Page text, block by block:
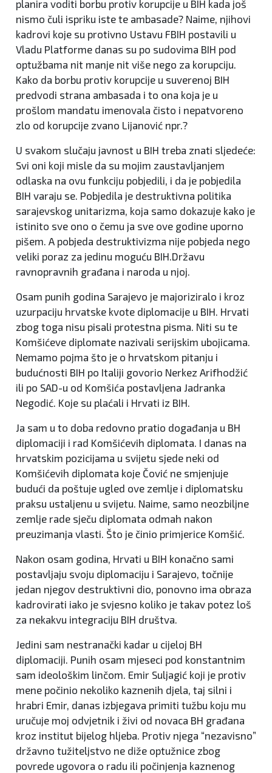
planira voditi borbu protiv korupcije u BIH kada još
nismo čuli ispriku iste te ambasade? Naime, njihovi
kadrovi koje su protivno Ustavu FBIH postavili u
Vladu Platforme danas su po sudovima BIH pod
optužbama nit manje nit više nego za korupciju.
Kako da borbu protiv korupcije u suverenoj BIH
predvodi strana ambasada i to ona koja je u
prošlom mandatu imenovala čisto i nepatvoreno
zlo od korupcije zvano Lijanović npr.?
U svakom slučaju javnost u BIH treba znati sljedeće:
Svi oni koji misle da su mojim zaustavljanjem
odlaska na ovu funkciju pobjedili, i da je pobjedila
BIH varaju se. Pobjedila je destruktivna politika
sarajevskog unitarizma, koja samo dokazuje kako je
istinito sve ono o čemu ja sve ove godine uporno
pišem. A pobjeda destruktivizma nije pobjeda nego
veliki poraz za jedinu moguću BIH.Državu
ravnopravnih građana i naroda u njoj.
Osam punih godina Sarajevo je majoriziralo i kroz
uzurpaciju hrvatske kvote diplomacije u BIH. Hrvati
zbog toga nisu pisali protestna pisma. Niti su te
Komšićeve diplomate nazivali serijskim ubojicama.
Nemamo pojma što je o hrvatskom pitanju i
budućnosti BIH po Italiji govorio Nerkez Arifhodžić
ili po SAD-u od Komšića postavljena Jadranka
Negodić. Koje su plaćali i Hrvati iz BIH.
Ja sam u to doba redovno pratio događanja u BH
diplomaciji i rad Komšićevih diplomata. I danas na
hrvatskim pozicijama u svijetu sjede neki od
Komšićevih diplomata koje Čović ne smjenjuje
budući da poštuje ugled ove zemlje i diplomatsku
praksu ustaljenu u svijetu. Naime, samo neozbiljne
zemlje rade sječu diplomata odmah nakon
preuzimanja vlasti. Što je činio primjerice Komšić.
Nakon osam godina, Hrvati u BIH konačno sami
postavljaju svoju diplomaciju i Sarajevo, točnije
jedan njegov destruktivni dio, ponovno ima obraza
kadrovirati iako je svjesno koliko je takav potez loš
za nekakvu integraciju BIH društva.
Jedini sam nestranački kadar u cijeloj BH
diplomaciji. Punih osam mjeseci pod konstantnim
sam ideološkim linčom. Emir Suljagić koji je protiv
mene počinio nekoliko kaznenih djela, taj silni i
hrabri Emir, danas izbjegava primiti tužbu koju mu
uručuje moj odvjetnik i živi od novaca BH građana
kroz institut bijelog hljeba. Protiv njega “nezavisno”
državno tužiteljstvo ne diže optužnice zbog
povrede ugovora o radu ili počinjenja kaznenog